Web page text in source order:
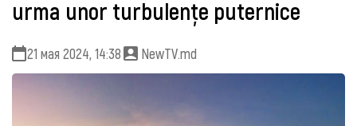
urma unor turbulențe puternice
21 мая 2024, 14:38 NewTV.md